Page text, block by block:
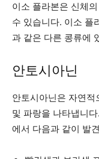
이소 플라본은 신체
수 있습니다. 이소 플
과 같은 다른 콩류에
안토시아닌
안토시아닌은 자연적
및 파랑을 나타냅니
에서 다음과 같이 발